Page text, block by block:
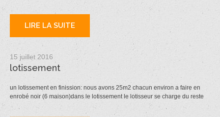
LIRE LA SUITE
15 juillet 2016
lotissement
un lotissement en finission: nous avons 25m2 chacun environ a faire en
enrobé noir (6 maison)dans le lotissement le lotisseur se charge du reste